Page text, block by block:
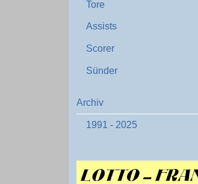
Tore
Assists
Scorer
Sünder
Archiv
1991 - 2025